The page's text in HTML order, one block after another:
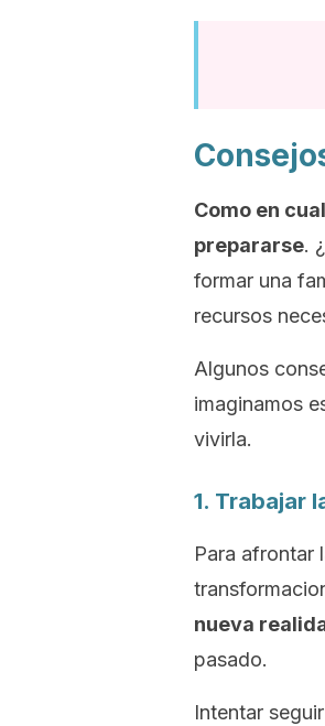
Como en
prepararse.
formar una
recursos
Algunos
imaginamos
vivirla.
1. Trabajar
Para afrontar
nueva
pasado.
Intentar